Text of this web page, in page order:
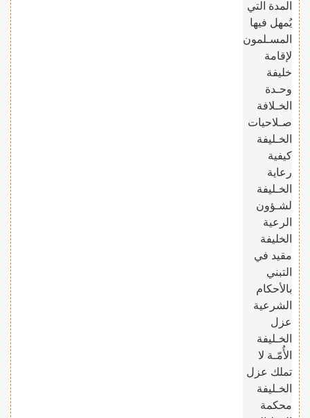
المدة التي
يُمهل فيها
المسـلمون
لإقامة
خليفة
وحـدة
الخـلافة
صـلاحيات
الخـليفة
كيفية
رعاية
الخـليفة
لشـؤون
الرعية
الخليفة
مقيد في
التبني
بالأحكام
الشرعية
عزل
الخـليفة
الأُمّـة لا
تملك عزل
الخـليفة
محكمة